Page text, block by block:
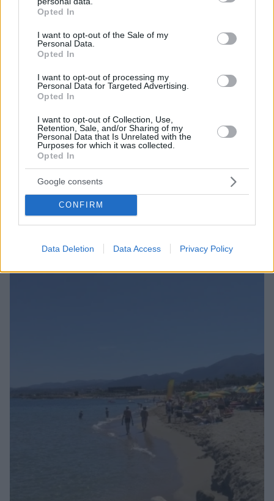
grant or deny consent to Google and its third-party tags to
use your data for below specified purposes in below Google
consent section.
Opted In
I want to opt-out of the Sale of my
Personal Data.
Opted In
I want to opt-out of processing my
Personal Data for Targeted Advertising.
Opted In
I want to opt-out of Collection, Use,
Retention, Sale, and/or Sharing of my
Personal Data that Is Unrelated with the
Purposes for which it was collected.
Opted In
Google consents
CONFIRM
Data Deletion Data Access Privacy Policy
Αριστοτέλης Δαμίγος: Σε κλίμα οδύνης έγινε η
αποτέφρωση του συντονιστή που σκοτώθηκε
μετά τη σύγκρουση ελικοπτέρων στην Ψάθα,
06.08.2026, 20:03